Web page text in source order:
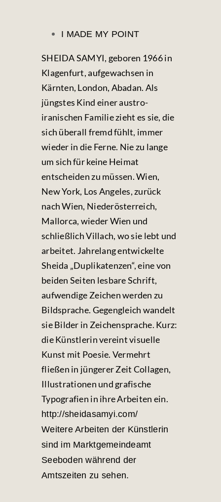
I MADE MY POINT
SHEIDA SAMYI, geboren 1966 in
Klagenfurt, aufgewachsen in
Kärnten, London, Abadan. Als
jüngstes Kind einer austro-
iranischen Familie zieht es sie, die
sich überall fremd fühlt, immer
wieder in die Ferne. Nie zu lange
um sich für keine Heimat
entscheiden zu müssen. Wien,
New York, Los Angeles, zurück
nach Wien, Niederösterreich,
Mallorca, wieder Wien und
schließlich Villach, wo sie lebt und
arbeitet. Jahrelang entwickelte
Sheida „Duplikatenzen“, eine von
beiden Seiten lesbare Schrift,
aufwendige Zeichen werden zu
Bildsprache. Gegengleich wandelt
sie Bilder in Zeichensprache. Kurz:
die Künstlerin vereint visuelle
Kunst mit Poesie. Vermehrt
fließen in jüngerer Zeit Collagen,
Illustrationen und grafische
Typografien in ihre Arbeiten ein.
http://sheidasamyi.com/
Weitere Arbeiten der Künstlerin
sind im Marktgemeindeamt
Seeboden während der
Amtszeiten zu sehen.